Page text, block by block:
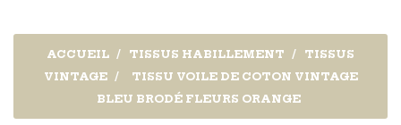
ACCUEIL TISSUS HABILLEMENT
TISSUS
VINTAGE
TISSU VOILE DE COTON VINTAGE
BLEU BRODÉ FLEURS ORANGE